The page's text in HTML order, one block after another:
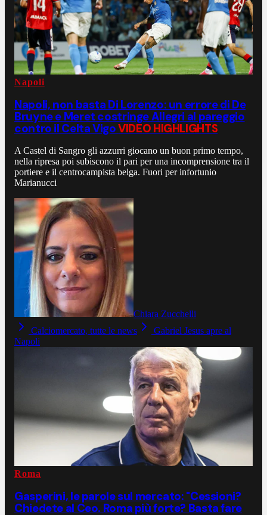
Napoli
Napoli, non basta Di Lorenzo: un errore di De
Bruyne e Meret costringe Allegri al pareggio
contro il Celta VigoVIDEO HIGHLIGHTS
A Castel di Sangro gli azzurri giocano un buon primo tempo,
nella ripresa poi subiscono il pari per una incomprensione tra il
portiere e il centrocampista belga. Fuori per infortunio
Marianucci
Chiara Zucchelli
Calciomercato, tutte le news
Gabriel Jesus apre al
Napoli
Roma
Gasperini, le parole sul mercato: "Cessioni?
Chiedete al Ceo. Roma più forte? Basta fare